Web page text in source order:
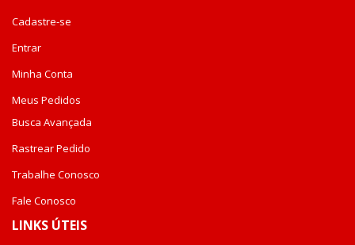
Cadastre-se
Entrar
Minha Conta
Meus Pedidos
Busca Avançada
Rastrear Pedido
Trabalhe Conosco
Fale Conosco
LINKS ÚTEIS